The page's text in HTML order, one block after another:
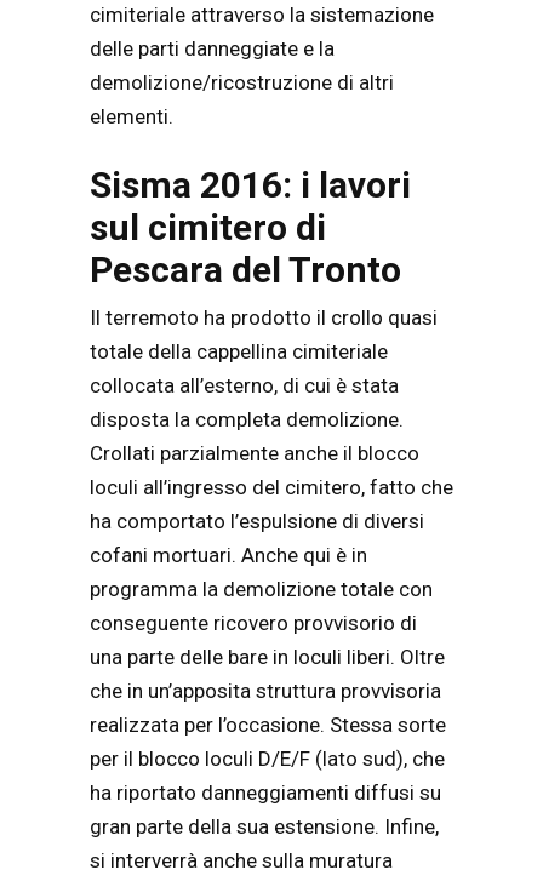
cimiteriale attraverso la sistemazione
delle parti danneggiate e la
demolizione/ricostruzione di altri
elementi.
Sisma 2016: i lavori
sul cimitero di
Pescara del Tronto
Il terremoto ha prodotto il crollo quasi
totale della cappellina cimiteriale
collocata all’esterno, di cui è stata
disposta la completa demolizione.
Crollati parzialmente anche il blocco
loculi all’ingresso del cimitero, fatto che
ha comportato l’espulsione di diversi
cofani mortuari. Anche qui è in
programma la demolizione totale con
conseguente ricovero provvisorio di
una parte delle bare in loculi liberi. Oltre
che in un’apposita struttura provvisoria
realizzata per l’occasione. Stessa sorte
per il blocco loculi D/E/F (lato sud), che
ha riportato danneggiamenti diffusi su
gran parte della sua estensione. Infine,
si interverrà anche sulla muratura